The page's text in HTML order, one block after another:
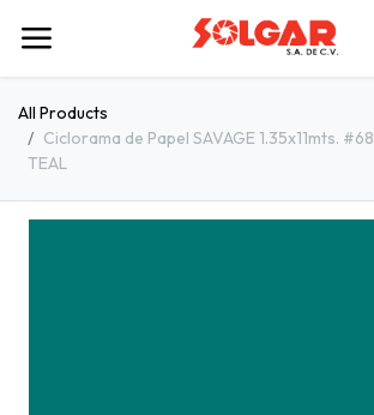
All Products
Ciclorama de Papel SAVAGE 1.35x11mts. #68
TEAL